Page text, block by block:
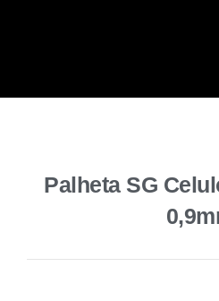
Palheta SG